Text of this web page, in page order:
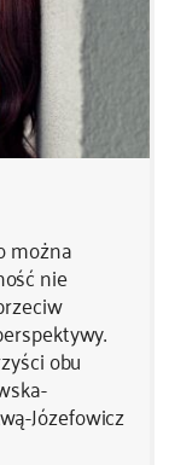
można
nie
obu
Józefowicz